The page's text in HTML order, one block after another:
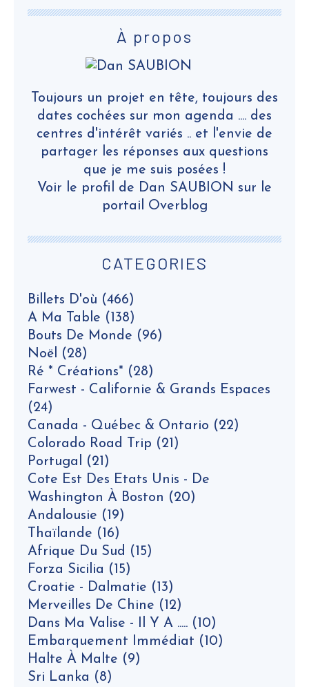
CATEGORIES
Billets D'où (466)
A Ma Table (138)
Bouts De Monde (96)
Noël (28)
Ré * Créations* (28)
Farwest - Californie & Grands Espaces
(24)
Canada - Québec & Ontario (22)
Colorado Road Trip (21)
Portugal (21)
Cote Est Des Etats Unis - De
Washington À Boston (20)
Andalousie (19)
Thaïlande (16)
Afrique Du Sud (15)
Forza Sicilia (15)
Croatie - Dalmatie (13)
Merveilles De Chine (12)
Dans Ma Valise - Il Y A ..... (10)
Embarquement Immédiat (10)
Halte À Malte (9)
Sri Lanka (8)
À propos
Toujours un projet en tête, toujours des
dates cochées sur mon agenda .... des
centres d'intérêt variés .. et l'envie de
partager les réponses aux questions
que je me suis posées !
Voir le profil de Dan SAUBION sur le
portail Overblog